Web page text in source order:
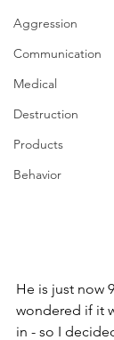
Aggression
Communication
Medical
Destruction
Products
Behavior
He is just now
wondered if it
in - so I